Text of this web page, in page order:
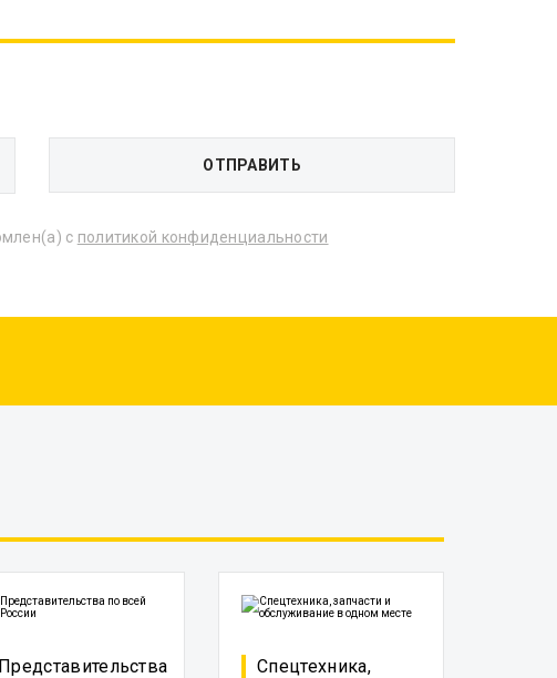
с политикой конфиденциальности
Представительства
Спецтехника,